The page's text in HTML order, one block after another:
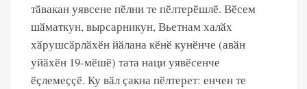
тӑвакан ​​уявсене пӗлни те пӗлтерӗшлӗ. Вӗсем
шӑматкун, вырсарникун, Вьетнам халӑх
хӑрушсӑрлӑхӗн йӑлана кӗнӗ кунӗнче (авӑн
уйӑхӗн 19-мӗшӗ) тата наци уявӗсенче
ӗҫлемеҫҫӗ. Ку вӑл ҫакна пӗлтерет: енчен те